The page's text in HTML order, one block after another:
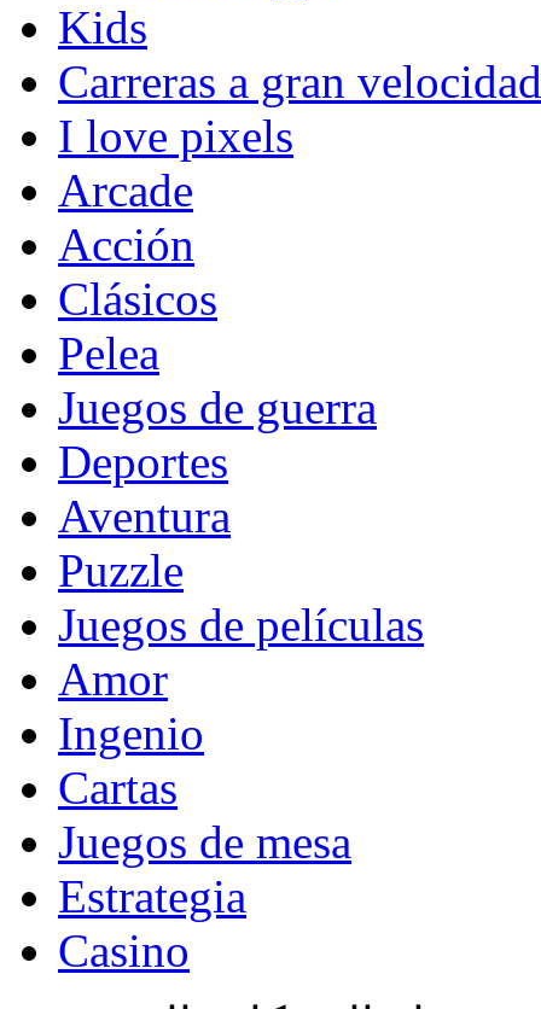
Kids
Carreras a gran velocidad
I love pixels
Arcade
Acción
Clásicos
Pelea
Juegos de guerra
Deportes
Aventura
Puzzle
Juegos de películas
Amor
Ingenio
Cartas
Juegos de mesa
Estrategia
Casino